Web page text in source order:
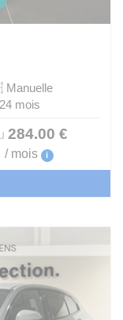
Manuelle
mois
284.00 €
/ mois i